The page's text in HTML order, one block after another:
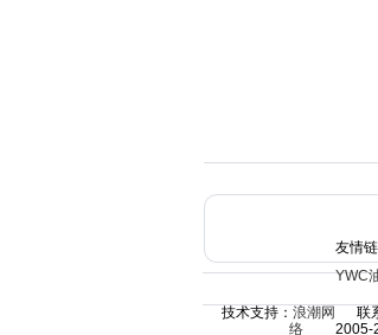
友情链
YWC
技术支持： 浪潮网
络
联系